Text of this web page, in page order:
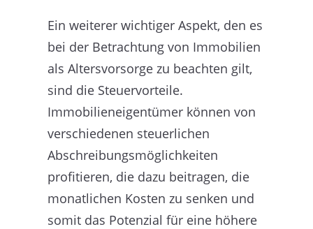
Ein weiterer wichtiger Aspekt, den es
bei der Betrachtung von Immobilien
als Altersvorsorge zu beachten gilt,
sind die Steuervorteile.
Immobilieneigentümer können von
verschiedenen steuerlichen
Abschreibungsmöglichkeiten
profitieren, die dazu beitragen, die
monatlichen Kosten zu senken und
somit das Potenzial für eine höhere